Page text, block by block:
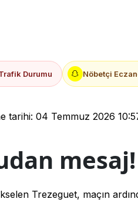
Durumu Nöbetçi
tarihi: 04 Temmuz 2026
Trezeguet, maçın